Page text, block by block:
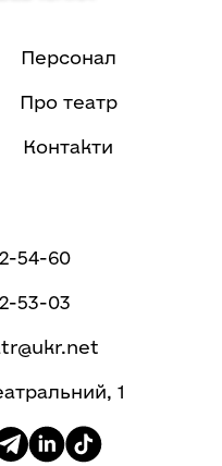
Персонал
Про театр
Контакти
54-60
53-03
1